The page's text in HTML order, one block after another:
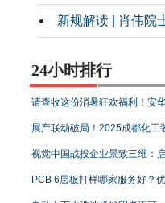
新规解读 | 肖伟院
24小时排行
请查收这份消暑狂欢福利！安
展产联动破局！2025成都化工
视觉中国战投企业景致三维：
PCB 6层板打样哪家服务好？